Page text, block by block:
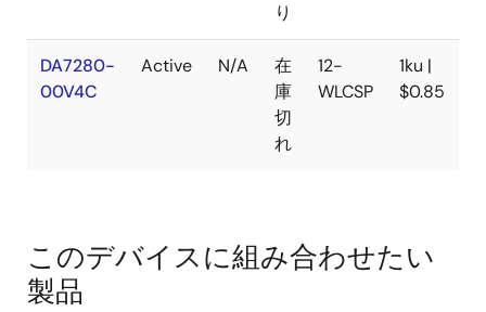
り
DA7280-
00V4C
Active N/A
在
庫
切
れ
12-
WLCSP
1ku |
$0.85
このデバイスに組み合わせたい
製品